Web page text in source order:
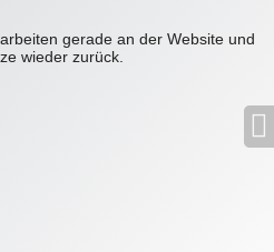
gerade an der Website und
wieder zurück.